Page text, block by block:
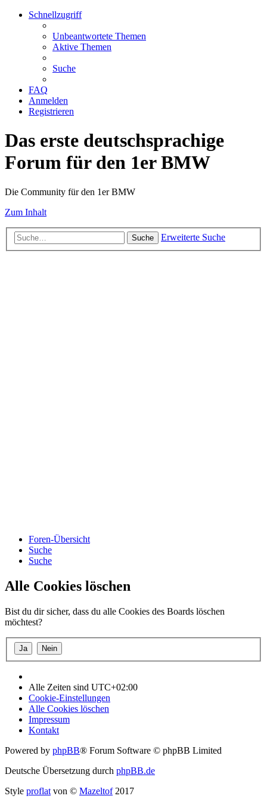
Schnellzugriff
Unbeantwortete Themen
Aktive Themen
Suche
FAQ
Anmelden
Registrieren
Das erste deutschsprachige
Forum für den 1er BMW
Die Community für den 1er BMW
Zum Inhalt
Suche Erweiterte Suche
Foren-Übersicht
Suche
Suche
Alle Cookies löschen
Bist du dir sicher, dass du alle Cookies des Boards löschen
möchtest?
Alle Zeiten sind UTC+02:00
Cookie-Einstellungen
Alle Cookies löschen
Impressum
Kontakt
Powered by phpBB® Forum Software © phpBB Limited
Deutsche Übersetzung durch phpBB.de
Style proflat von © Mazeltof2017